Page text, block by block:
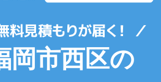
岡市西区の